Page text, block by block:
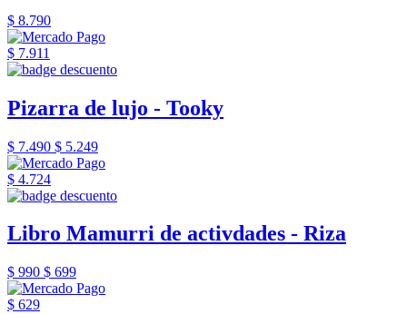
$ 8.790
$ 7.911
Pizarra de lujo - Tooky
$ 7.490 $ 5.249
$ 4.724
Libro Mamurri de activdades - Riza
$ 990 $ 699
$ 629